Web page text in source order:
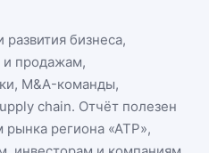
развития бизнеса,
и продажам,
M&A-команды,
chain. Отчёт полезен
рынка региона «АТР»,